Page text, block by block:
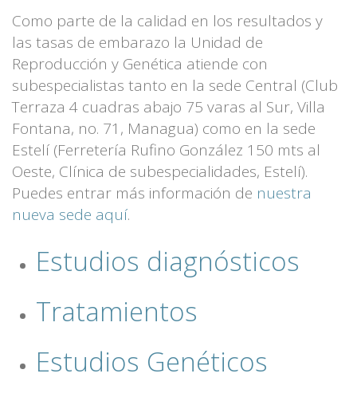
Como parte de la calidad en los resultados y
las tasas de embarazo la Unidad de
Reproducción y Genética atiende con
subespecialistas tanto en la sede Central (Club
Terraza 4 cuadras abajo 75 varas al Sur, Villa
Fontana, no. 71, Managua) como en la sede
Estelí (Ferretería Rufino González 150 mts al
Oeste, Clínica de subespecialidades, Estelí).
Puedes entrar más información de nuestra
nueva sede aquí.
Estudios diagnósticos
Tratamientos
Estudios Genéticos